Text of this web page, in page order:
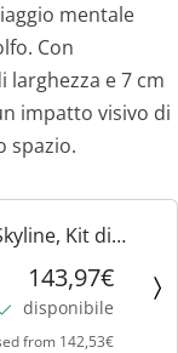
mentale
Con
larghezza e 7 cm
impatto visivo di
spazio.
Kit di
per
143,97€
disponibile
from 142,53€